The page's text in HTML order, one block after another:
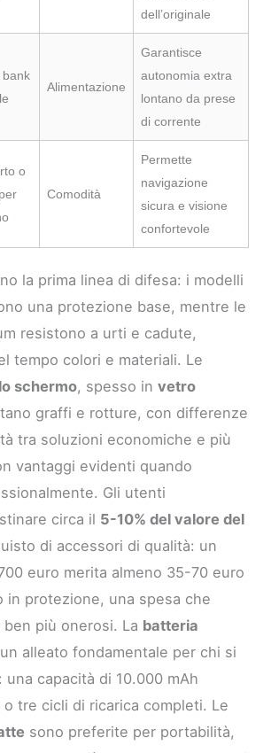
dell’originale
bank
Alimentazione
Garantisce
autonomia extra
lontano da prese
di corrente
o
Comodità
Permette
navigazione
sicura e visione
confortevole
la prima linea di difesa: i modelli
una protezione base, mentre le
resistono a urti e cadute,
tempo colori e materiali. Le
schermo, spesso invetro
graffi e rotture, con differenze
tra soluzioni economiche e più
vantaggi evidenti quando
Gli utenti
circa il 5-10% del valore del
di accessori di qualità: un
euro merita almeno 35-70 euro
in protezione, una spesa che
più onerosi. La batteria
alleato fondamentale per chi si
una capacità di 10.000 mAh
tre cicli di ricarica completi. Le
sono preferite per portabilità,